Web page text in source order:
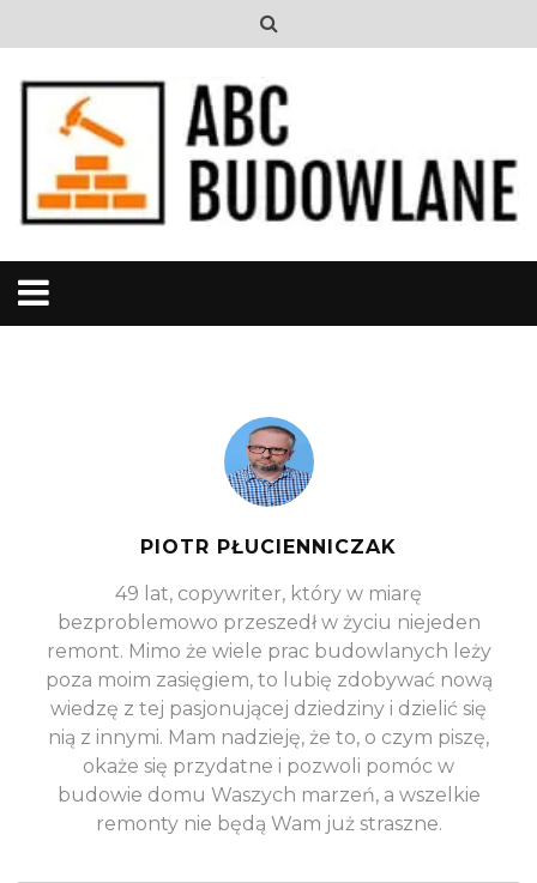
PIOTR PŁUCIENNICZAK
49 lat, copywriter, który w miarę
bezproblemowo przeszedł w życiu niejeden
remont. Mimo że wiele prac budowlanych leży
poza moim zasięgiem, to lubię zdobywać nową
wiedzę z tej pasjonującej dziedziny i dzielić się
nią z innymi. Mam nadzieję, że to, o czym piszę,
okaże się przydatne i pozwoli pomóc w
budowie domu Waszych marzeń, a wszelkie
remonty nie będą Wam już straszne.